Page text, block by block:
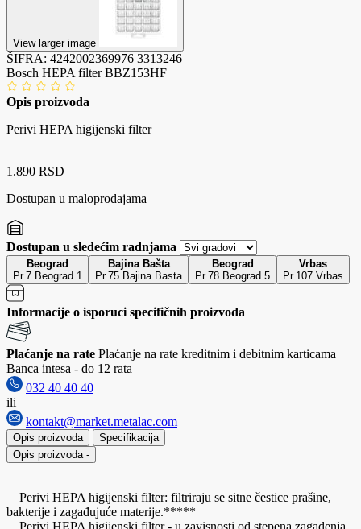
View larger image
ŠIFRA: 4242002369976 3313246
Bosch HEPA filter BBZ153HF
Opis proizvoda
Perivi HEPA higijenski filter
1.890 RSD
Dostupan u maloprodajama
Dostupan u sledećim radnjama
Beograd
Pr.7 Beograd 1
Bajina Bašta
Pr.75 Bajina Basta
Beograd
Pr.78 Beograd 5
Vrbas
Pr.107 Vrbas
Informacije o isporuci specifičnih proizvoda
Plaćanje na rate Plaćanje na rate kreditnim i debitnim karticama
Banca intesa - do 12 rata
032 40 40 40
ili
kontakt@market.metalac.com
Opis proizvoda
Specifikacija
Opis proizvoda -
Perivi HEPA higijenski filter: filtriraju se sitne čestice prašine,
bakterije i zagađujuće materije.*****
Perivi HEPA higijenski filter - u zavisnosti od stepena zagađenja,